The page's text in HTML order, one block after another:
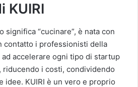
KUIRI
significa “cucinare”, è nata con
contatto i professionisti della
accelerare ogni tipo di startup
i costi, condividendo
idee. KUIRI è un vero e proprio